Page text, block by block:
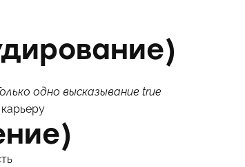
одно высказывание true